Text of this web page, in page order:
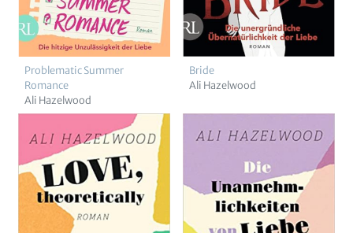
Problematic Summer
Romance
Ali Hazelwood
Bride
Ali Hazelwood